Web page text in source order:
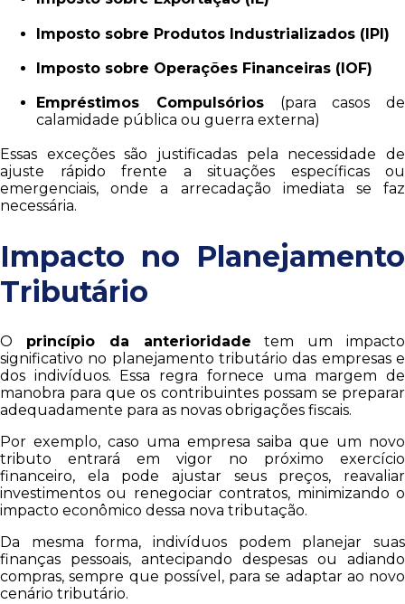
Imposto sobre Produtos Industrializados (IPI)
Imposto sobre Operações Financeiras (IOF)
Empréstimos Compulsórios(para casos de
calamidade pública ou guerra externa)
Essas exceções são justificadas pela necessidade de
ajuste rápido frente a situações específicas ou
emergenciais, onde a arrecadação imediata se faz
necessária.
Impacto no Planejamento
Tributário
O princípio da anterioridade tem um impacto
significativo no planejamento tributário das empresas e
dos indivíduos. Essa regra fornece uma margem de
manobra para que os contribuintes possam se preparar
adequadamente para as novas obrigações fiscais.
Por exemplo, caso uma empresa saiba que um novo
tributo entrará em vigor no próximo exercício
financeiro, ela pode ajustar seus preços, reavaliar
investimentos ou renegociar contratos, minimizando o
impacto econômico dessa nova tributação.
Da mesma forma, indivíduos podem planejar suas
finanças pessoais, antecipando despesas ou adiando
compras, sempre que possível, para se adaptar ao novo
cenário tributário.